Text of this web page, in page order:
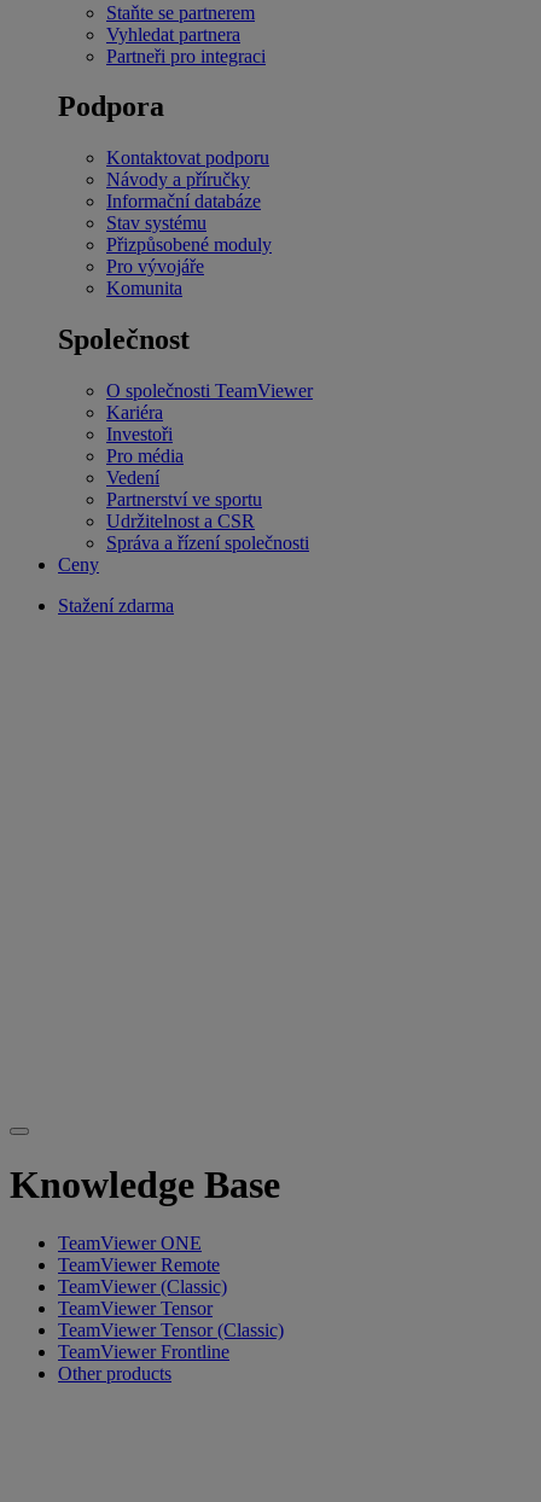
Staňte se partnerem
Vyhledat partnera
Partneři pro integraci
Podpora
Kontaktovat podporu
Návody a příručky
Informační databáze
Stav systému
Přizpůsobené moduly
Pro vývojáře
Komunita
Společnost
O společnosti TeamViewer
Kariéra
Investoři
Pro média
Vedení
Partnerství ve sportu
Udržitelnost a CSR
Správa a řízení společnosti
Ceny
Stažení zdarma
Knowledge Base
TeamViewer ONE
TeamViewer Remote
TeamViewer (Classic)
TeamViewer Tensor
TeamViewer Tensor (Classic)
TeamViewer Frontline
Other products